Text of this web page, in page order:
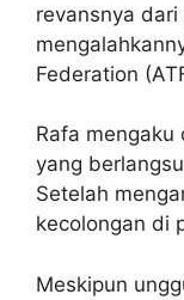
revansnya
Federation
Rafa mengaku
yang
Setelah
kecolongan di
Meskipun